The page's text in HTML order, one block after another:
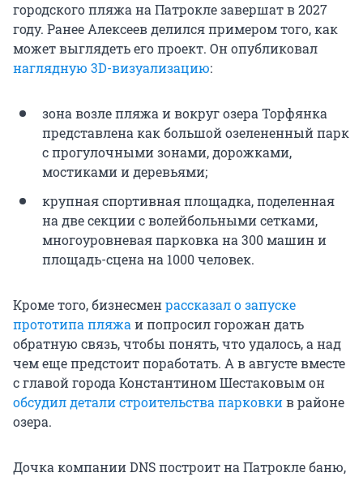
городского пляжа на Патрокле завершат в 2027
году. Ранее Алексеев делился примером того, как
может выглядеть его проект. Он опубликовал
наглядную 3D-визуализацию:
зона возле пляжа и вокруг озера Торфянка
представлена как большой озелененный парк
с прогулочными зонами, дорожками,
мостиками и деревьями;
крупная спортивная площадка, поделенная
на две секции с волейбольными сетками,
многоуровневая парковка на 300 машин и
площадь-сцена на 1000 человек.
Кроме того, бизнесменрассказал о запуске
прототипа пляжаи попросил горожан дать
обратную связь, чтобы понять, что удалось, а над
чем еще предстоит поработать. А в августе вместе
с главой города Константином Шестаковым он
обсудил детали строительства парковкив районе
озера.
Дочка компании DNS построит на Патрокле баню,